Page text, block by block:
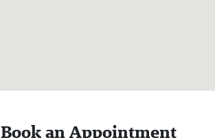
Book an Appointment